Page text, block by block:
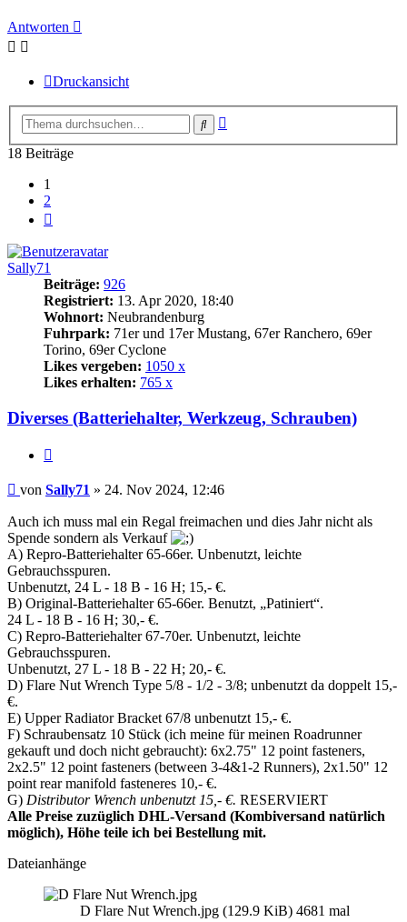
Antworten
Druckansicht
Suche
18 Beiträge
1
2
Sally71
Beiträge: 926
Registriert: 13. Apr 2020, 18:40
Wohnort: Neubrandenburg
Fuhrpark: 71er und 17er Mustang, 67er Ranchero, 69er
Torino, 69er Cyclone
Likes vergeben: 1050 x
Likes erhalten: 765 x
Diverses (Batteriehalter, Werkzeug, Schrauben)
Beitrag
von Sally71 » 24. Nov 2024, 12:46
Auch ich muss mal ein Regal freimachen und dies Jahr nicht als
Spende sondern als Verkauf
A) Repro-Batteriehalter 65-66er. Unbenutzt, leichte
Gebrauchsspuren.
Unbenutzt, 24 L - 18 B - 16 H; 15,- €.
B) Original-Batteriehalter 65-66er. Benutzt, „Patiniert“.
24 L - 18 B - 16 H; 30,- €.
C) Repro-Batteriehalter 67-70er. Unbenutzt, leichte
Gebrauchsspuren.
Unbenutzt, 27 L - 18 B - 22 H; 20,- €.
D) Flare Nut Wrench Type 5/8 - 1/2 - 3/8; unbenutzt da doppelt 15,-
€.
E) Upper Radiator Bracket 67/8 unbenutzt 15,- €.
F) Schraubensatz 10 Stück (ich meine für meinen Roadrunner
gekauft und doch nicht gebraucht): 6x2.75" 12 point fasteners,
2x2.5" 12 point fasteners (between 3-4&1-2 Runners), 2x1.50" 12
point rear manifold fasteneres 10,- €.
G) Distributor Wrench unbenutzt 15,- €. RESERVIERT
Alle Preise zuzüglich DHL-Versand (Kombiversand natürlich
möglich), Höhe teile ich bei Bestellung mit.
Dateianhänge
D Flare Nut Wrench.jpg (129.9 KiB) 4681 mal